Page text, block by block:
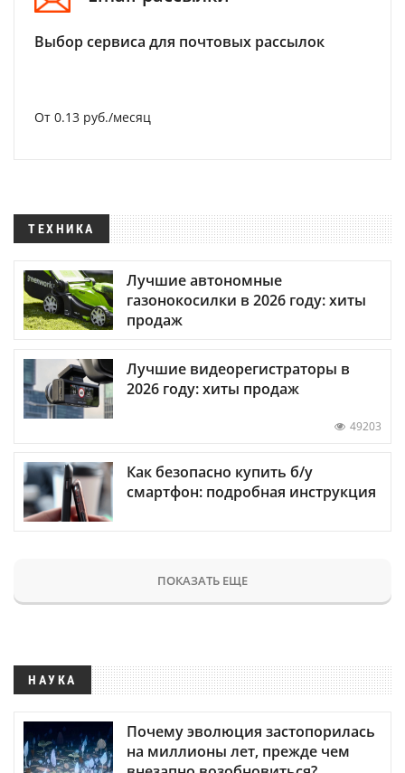
Выбор сервиса для почтовых рассылок
От 0.13 руб./месяц
ТЕХНИКА
Лучшие автономные
газонокосилки в 2026 году: хиты
продаж
Лучшие видеорегистраторы в
2026 году: хиты продаж
49203
Как безопасно купить б/у
смартфон: подробная инструкция
ПОКАЗАТЬ ЕЩЕ
НАУКА
Почему эволюция застопорилась
на миллионы лет, прежде чем